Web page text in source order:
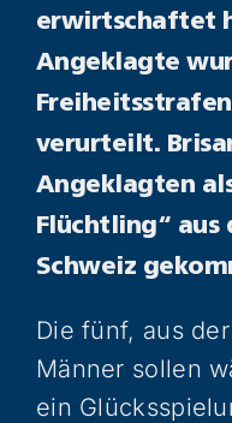
erwirtschaftet
Angeklagte
Freiheitsstrafen
verurteilt.
Angeklagten
Flüchtling“ aus
Schweiz
Die fünf, aus
Männer sollen
ein